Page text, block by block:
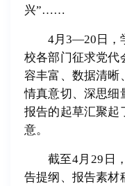
兴”……
4月3—20日，
校各部门征求党代
容丰富、数据清晰
情真意切、深思细
报告的起草汇聚起
意。
截至4月29日
告提纲、报告素材